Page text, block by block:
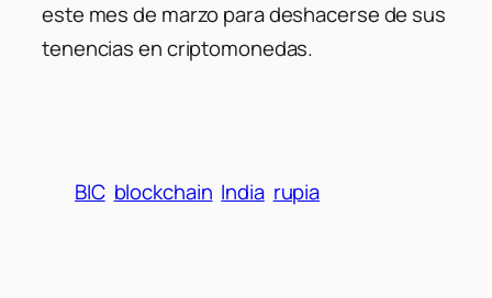
este mes de marzo para deshacerse de sus
tenencias en criptomonedas.
BIC blockchain India rupia